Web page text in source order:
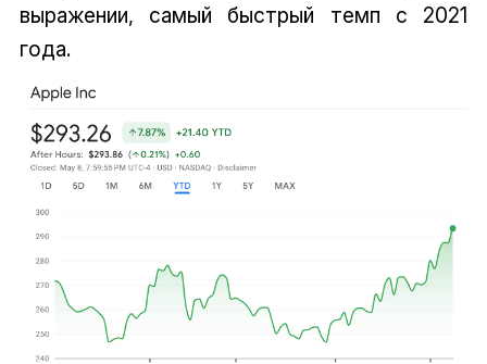
выражении, самый быстрый темп с 2021
года.